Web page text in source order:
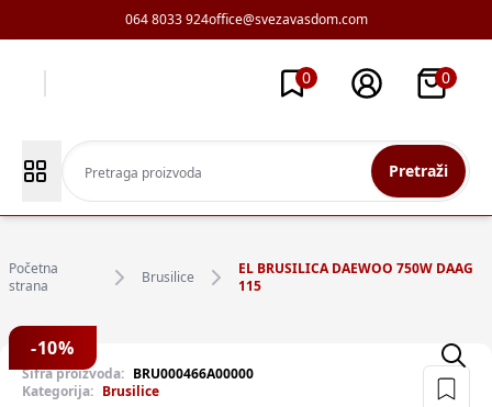
064 8033 924office@svezavasdom.com
0 0
Pretraži
Početna
strana
Brusilice
EL BRUSILICA DAEWOO 750W DAAG
115
-10%
Šifra proizvoda: BRU000466A00000
Kategorija: Brusilice